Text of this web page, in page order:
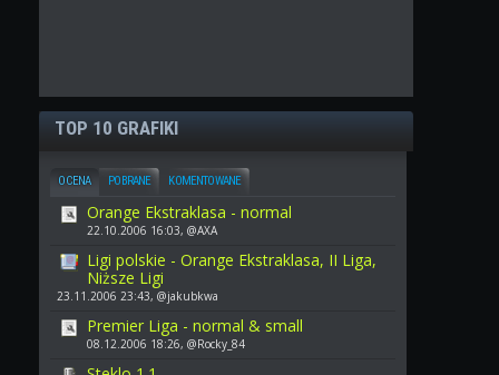
TOP 10 GRAFIKI
OCENA POBRANE KOMENTOWANE
Orange Ekstraklasa - normal
22.10.2006 16:03, @AXA
Ligi polskie - Orange Ekstraklasa, II Liga,
Niższe Ligi
23.11.2006 23:43, @jakubkwa
Premier Liga - normal & small
08.12.2006 18:26, @Rocky_84